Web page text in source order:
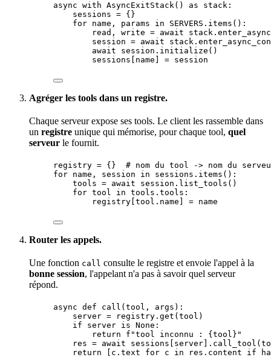
async with AsyncExitStack() as stack:
sessions = {}
for name, params in SERVERS . items ():
read, write = await stack.
session = await stack.
await session. initialize ()
sessions[name] = session
Agréger les tools dans un registre.
Chaque serveur expose ses tools. Le client les rassemble dans
un registre unique qui mémorise, pour chaque tool, quel
serveur le fournit.
registry = {} # nom du tool -> nom du
for name, session in sessions. items ():
tools = await session. list_tools ()
for tool in tools.tools:
registry[tool.name] = name
Router les appels.
Une fonction call consulte le registre et envoie l'appel à la
bonne session, l'appelant n'a pas à savoir quel serveur
répond.
async def call ( tool , args ) :
server = registry. get ( tool )
if server is None :
return
f "tool inconnu : { tool } "
res = await sessions[server]. call_tool (
return
c.text for c in res.content if